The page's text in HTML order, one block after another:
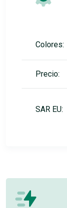
Colores:
Precio:
SAR EU: